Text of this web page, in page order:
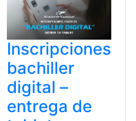
Inscripciones
bachiller
digital –
entrega de